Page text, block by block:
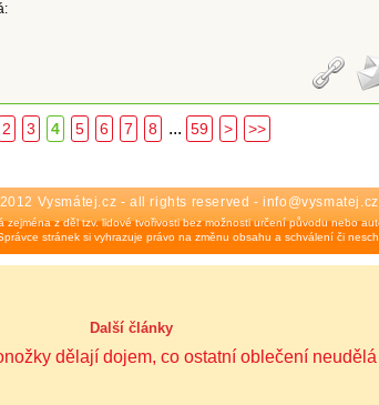
2 3 4 5 6 7 8 ... 59 > >>
Vysmátej.cz - all rights reserved - info@vysmatej.cz
zejména z děl tzv. lidové tvořivosti bez možnosti určení původu nebo
stránek si vyhrazuje právo na změnu obsahu a schválení či
Další články
dělají dojem, co ostatní oblečení neudělá